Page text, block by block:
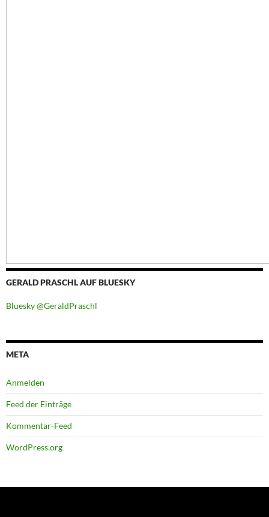
GERALD PRASCHL AUF BLUESKY
Bluesky @GeraldPraschl
META
Anmelden
Feed der Einträge
Kommentar-Feed
WordPress.org